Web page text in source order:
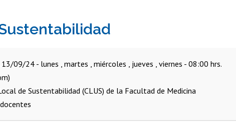
Nutrición y Tecnología de
09/24 - lunes , martes , miércoles , jueves , viernes - 08:00 hrs.
de Sustentabilidad (CLUS) de la Facultad de Medicina